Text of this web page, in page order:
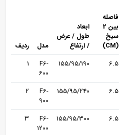
فاصله
بین 2
سیخ
(CM)
ابعاد
طول / عرض
/ ارتفاع
مدل
ردیف
6.5
155/95/190
F6-
600
1
6.5
155/95/240
F6-
900
2
6.5
155/95/300
F6-
1200
3